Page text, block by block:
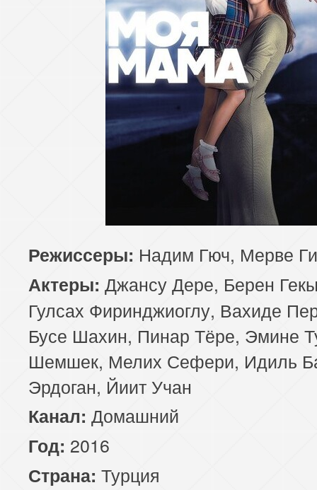
62 серия
63 серия
66 серия
67 серия
70 серия
71 серия
74 серия
75 серия
78 серия
79 серия
82 серия
83 серия
Режиссеры: Надим Гюч, Мерве
Актеры: Джансу Дере, Берен
Гулсах Фиринджиоглу, Вахиде
Бусе Шахин, Пинар Тёре, Эмине
Шемшек, Мелих Сефери, Идиль
Эрдоган, Йиит Учан
Канал: Домашний
Год: 2016
Страна: Турция